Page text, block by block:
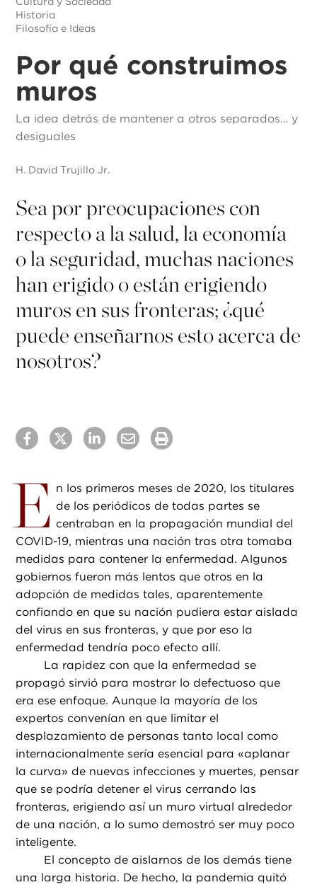
Historia
Filosofía e Ideas
Por qué construimos
muros
La idea detrás de mantener a otros separados… y
desiguales
H. David Trujillo Jr.
Sea por preocupaciones con
respecto a la salud, la economía
o la seguridad, muchas naciones
han erigido o están erigiendo
muros en sus fronteras; ¿qué
puede enseñarnos esto acerca de
nosotros?
E n los primeros meses de 2020, los titulares
de los periódicos de todas partes se
centraban en la propagación mundial del
COVID-19, mientras una nación tras otra tomaba
medidas para contener la enfermedad. Algunos
gobiernos fueron más lentos que otros en la
adopción de medidas tales, aparentemente
confiando en que su nación pudiera estar aislada
del virus en sus fronteras, y que por eso la
enfermedad tendría poco efecto allí.
La rapidez con que la enfermedad se
propagó sirvió para mostrar lo defectuoso que
era ese enfoque. Aunque la mayoría de los
expertos convenían en que limitar el
desplazamiento de personas tanto local como
internacionalmente sería esencial para «aplanar
la curva» de nuevas infecciones y muertes, pensar
que se podría detener el virus cerrando las
fronteras, erigiendo así un muro virtual alrededor
de una nación, a lo sumo demostró ser muy poco
inteligente.
El concepto de aislarnos de los demás tiene
una larga historia. De hecho, la pandemia quitó